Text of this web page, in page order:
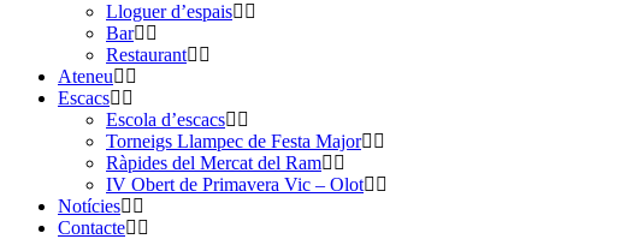
Lloguer d’espais
Bar
Restaurant
Ateneu
Escacs
Escola d’escacs
Torneigs Llampec de Festa Major
Ràpides del Mercat del Ram
IV Obert de Primavera Vic – Olot
Notícies
Contacte